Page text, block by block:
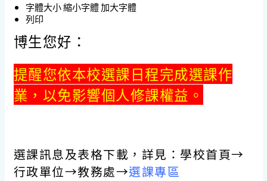
字體大小縮小字體加大字體
列印
博生您好：
提醒您依本校選課日程完成選課作
業，以免影響個人修課權益。
選課訊息及表格下載，詳見：學校首頁→
行政單位→教務處→選課專區